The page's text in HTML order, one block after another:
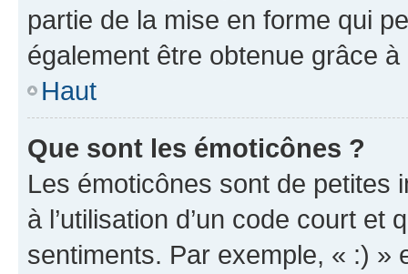
partie de la mise en forme qui
également être obtenue grâce à
Haut
Que sont les émoticônes ?
Les émoticônes sont de petites
à l’utilisation d’un code court et
sentiments. Par exemple, « :) »